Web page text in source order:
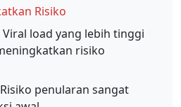
Risiko
Viral load yang lebih tinggi
risiko
Risiko penularan sangat